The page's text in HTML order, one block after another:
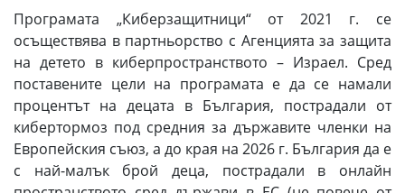
Програмата „Киберзащитници“ от 2021 г. се
осъществява в партньорство с Агенцията за защита
на детето в киберпространството – Израел. Сред
поставените цели на програмата е да се намали
процентът на децата в България, пострадали от
кибертормоз под средния за държавите членки на
Европейския съюз, а до края на 2026 г. България да е
с най-малък брой деца, пострадали в онлайн